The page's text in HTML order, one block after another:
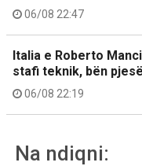
06/08 22:47
Italia e Roberto
stafi teknik, bën
06/08 22:19
Na ndiqni: